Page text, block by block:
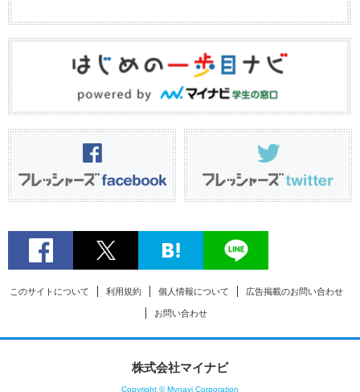
このサイトについて 利用規約 個人情報について 広告掲載のお問い合わせ
お問い合わせ
株式会社マイナビ
Copyright © Mynavi Corporation